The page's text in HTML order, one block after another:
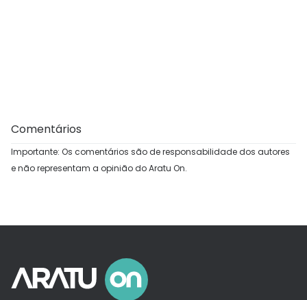
Comentários
Importante: Os comentários são de responsabilidade dos autores
e não representam a opinião do Aratu On.